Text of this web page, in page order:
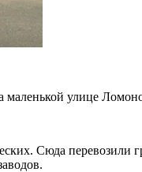
улице
Сюда перевозили